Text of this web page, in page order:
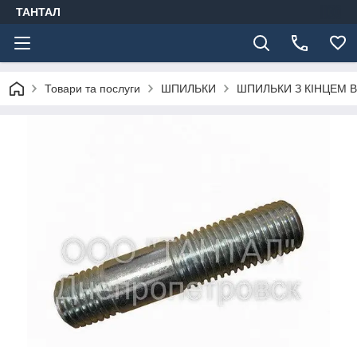
ТАНТАЛ
Товари та послуги ШПИЛЬКИ ШПИЛЬКИ З КІНЦЕМ